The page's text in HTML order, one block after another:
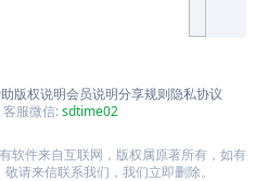
版权说明会员说明分享规则隐私协议
客服微信:sdtime02
软件来自互联网，版权属原著所有，如有
请来信联系我们，我们立即删除。